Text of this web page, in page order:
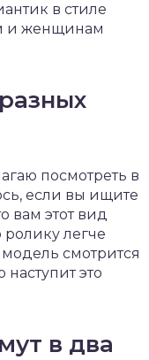
в стиле
и женщинам
посмотреть в
если вы ищите
вам этот вид
ролику легче
модель смотрится
это
в два